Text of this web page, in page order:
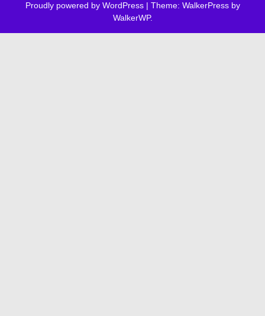
Proudly powered by WordPress | Theme: WalkerPress by
WalkerWP.